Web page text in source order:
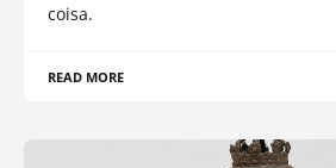
coisa.
READ MORE